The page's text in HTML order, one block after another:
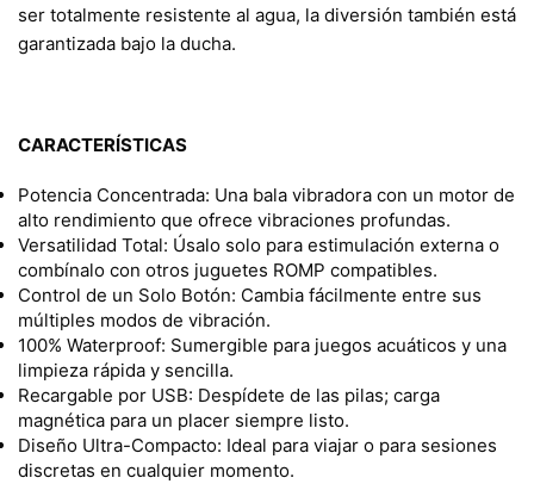
ser totalmente resistente al agua, la diversión también está
garantizada bajo la ducha.
CARACTERÍSTICAS
Potencia Concentrada: Una bala vibradora con un motor de
alto rendimiento que ofrece vibraciones profundas.
Versatilidad Total: Úsalo solo para estimulación externa o
combínalo con otros juguetes ROMP compatibles.
Control de un Solo Botón: Cambia fácilmente entre sus
múltiples modos de vibración.
100% Waterproof: Sumergible para juegos acuáticos y una
limpieza rápida y sencilla.
Recargable por USB: Despídete de las pilas; carga
magnética para un placer siempre listo.
Diseño Ultra-Compacto: Ideal para viajar o para sesiones
discretas en cualquier momento.